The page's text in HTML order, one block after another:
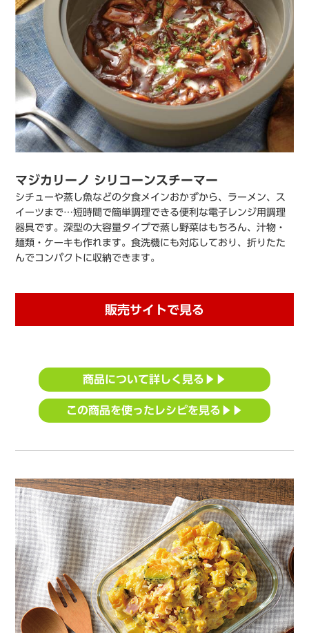
マジカリーノ シリコーンスチーマー
シチューや蒸し魚などの夕食メインおかずから、ラーメン、ス
イーツまで…短時間で簡単調理できる便利な電子レンジ用調理
器具です。深型の大容量タイプで蒸し野菜はもちろん、汁物・
麺類・ケーキも作れます。食洗機にも対応しており、折りたた
んでコンパクトに収納できます。
販売サイトで見る
商品について詳しく見る▶▶
この商品を使ったレシピを見る▶▶